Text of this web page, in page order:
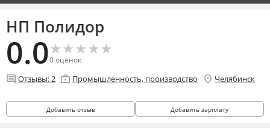
НП Полидор
0.0★
★★
★★
★★
★★
★
0оценок
comment Отзывы:2 enterprise Промышленность, производство location_on Челябинск
Добавить отзыв Добавить зарплату